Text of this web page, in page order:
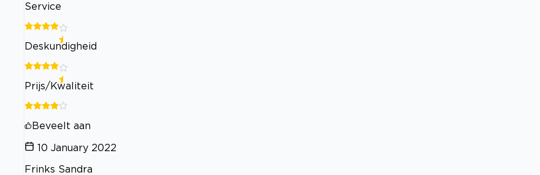
Service
Deskundigheid
Prijs/Kwaliteit
Beveelt aan
10 January 2022
Frinks Sandra